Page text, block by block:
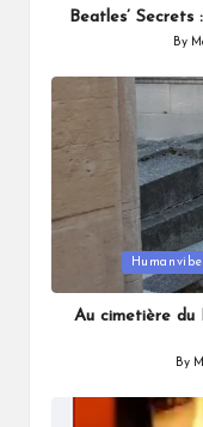
Beatles’
Posted
By
Au cimetière du
By